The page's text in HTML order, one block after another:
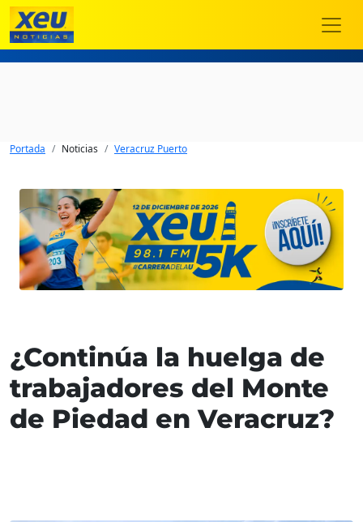
Portada Noticias Veracruz Puerto
¿Continúa la huelga de
trabajadores del Monte
de Piedad en Veracruz?